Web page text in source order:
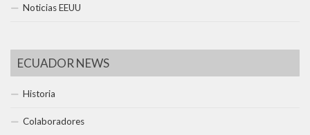
Noticias EEUU
ECUADOR NEWS
Historia
Colaboradores